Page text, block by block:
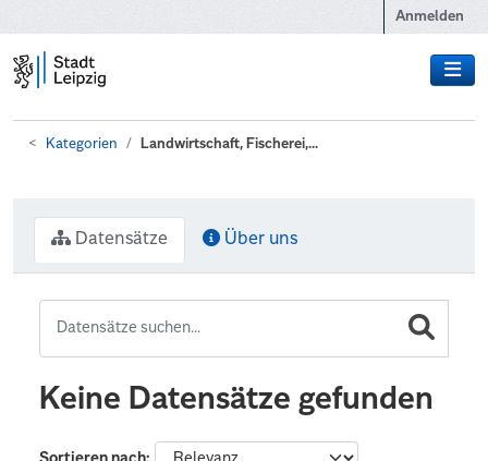
Anmelden
Kategorien Landwirtschaft, Fischerei,...
Datensätze Über uns
Keine Datensätze gefunden